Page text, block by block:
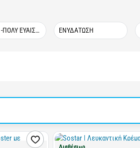
ΑΤΟΠΙΑ -ΠΟΛΥ ΕΥΑΙΣΘΗΤΟ ΔΕΡΜΑ ΕΝΥΔΑΤΩΣΗ